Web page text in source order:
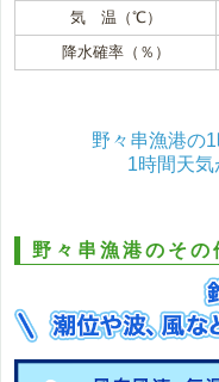
気 温（℃）
降水確率（％）
野々串漁港の
1時間天気
野々串漁港のその